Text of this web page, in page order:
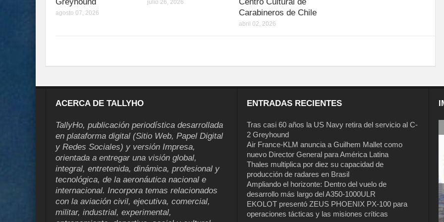
agosto 07, 2026
julio 26, 2026
Carabineros de Chile
abril 02, 2026
ACERCA DE TALLYHO
TallyHo, publicación periodística desarrollada
en plataforma digital (Sitio Web, Papel Digital
y Redes Sociales) y versión Impresa,
orientada a entregar una visión global,
integral, entretenida, dinámica, profesional y
tecnológica, de la aeronáutica nacional e
internacional. Incorpora temas relacionados
con la aviación civil, ejecutiva, comercial,
militar, industrial, experimental,
ENTRADAS RECIENTES
Tras casi 60 años la US Navy retira del servicio al C-
2 Greyhound
Air France-KLM anuncia a Guilhem Mallet como
nuevo Director General para América Latina
Thales multiplica por diez su capacidad de
producción de radares en Brasil
Ampliando el horizonte: Dentro del vuelo de
desarrollo más largo del A350-1000ULR
EKOLOT presentó ZEUS PHOENIX PX-100 para
operaciones tácticas y las misiones críticas
Tras casi 60 años la US Navy retira del
servicio al C-2 Greyhound